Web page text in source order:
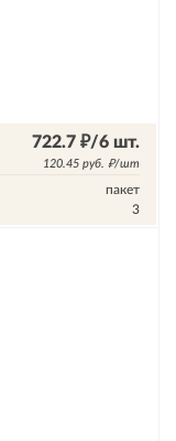
722.7 ₽/6 шт.
120.45 руб. ₽/шт
пакет
3